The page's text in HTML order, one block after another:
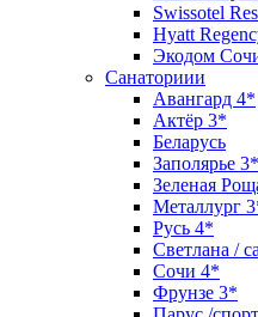
Swissotel
Hyatt
Экодом
Санаториии
Авангард 4*
Актёр 3*
Беларусь
Заполярье 3*
Зеленая
Металлург
Русь 4*
Светлана /
Сочи 4*
Фрунзе 3*